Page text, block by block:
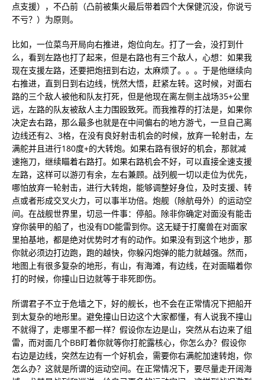
点支援），不凸前（凸前被集火最后带着四个大保健沉没，你说亏
不亏？）为原则。
比如，一位菜鸟开局向右推进，炮位向左。打了一会，没打到什
么，看到左路也打了起来，但是右路也有三个敌人，心想：如果我
现在支援左路，还要把炮扭到右边，太麻烦了。。。于是他继续向
右推进，直到日到右边线，恍然大悟，赶紧左转。这时候，对面右
路的三个敌人被他和队友打死，但是他现在离左侧主战场35+公里
远，左路的队友被敌人主力围殴致死。而我推荐的打法是，如果你
决定去右路，那么最多也就是在中间偏右的地方游弋，一旦自己离
边线还有2、3格，在没有良好射击机会的时候，放弃一轮射击，左
满舵并且进行180度+的大转炮。如果右路有很好的机会，那就减
速拖刀，继续瞄着右路打。如果右路机会不好，可以直接全速支援
左路，这样可以游刃有余，左右兼顾。战列舰一切以走位为优先，
哪怕放弃一轮射击，进行大转炮，能够调整好身位，及时支援、转
点或者形成交叉火力，可以事半功倍。炮舰（除航母外）的运动空
间。在战舰世界里，切忌一件事：停船。除非你确定对面没有能击
穿你装甲的船了，也没有DD能雷到你。这无疑于打魔兽在对面家
里拍基地，都是绝对优势时才有的动作。如果没有到这个地步，那
你就必须边打边跑，跑的越快，你躲闪炮弹的能力就越强。然而，
地图上有很多复杂的地形，有山，有海滩，有边线，在对面瞄着你
打的时候，你撞山日边就等于非死即伤。
所谓君子不立于危墙之下，好的舰长，也不会在正常情况下把船开
到太复杂的地形里。避免撞山日边这个大家都懂，有人说我不撞山
不就得了，走哪里不都一样？假设你左边是山，突然从右边来了组
雷，而对面几个BB盯着你就等你打舵露核心，你怎么办？假设你
右边是边线，突然左边有一个好机会，需要你右满舵加速转炮，你
怎么办？这就是所谓的运动空间。在正常情况下，要尽量走开阔海